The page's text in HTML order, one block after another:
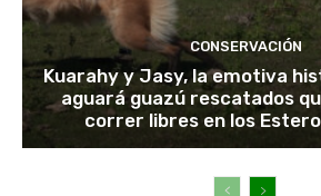
CONSERVACIÓN
Kuarahy y Jasy, la emotiva
aguará guazú rescatados
correr libres en los